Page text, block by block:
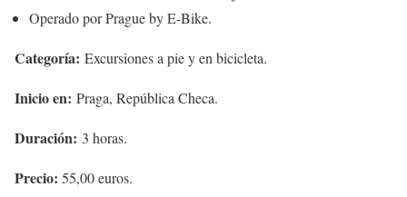
Operado por Prague by E-Bike.
Categoría: Excursiones a pie y en bicicleta.
Inicio en: Praga, República Checa.
Duración: 3 horas.
Precio: 55,00 euros.